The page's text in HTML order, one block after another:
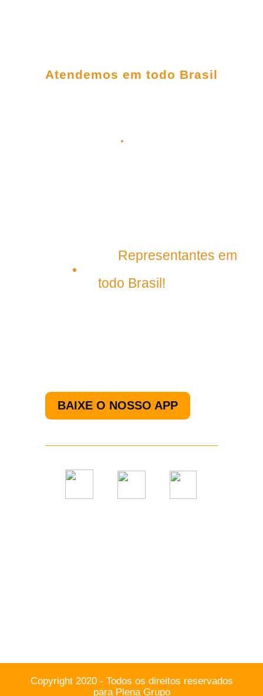
Atendemos em todo Brasil
(98) 98145-9031
Representantes em
todo Brasil!
BAIXE O NOSSO APP
Copyright 2020 - Todos os direitos reservados
para Plena Grupo